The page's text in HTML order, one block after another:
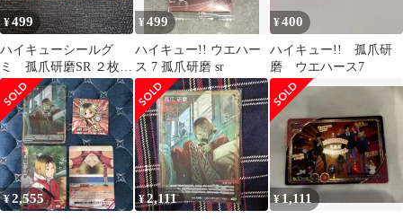
¥499
ハイキューシールグ
ミ 孤爪研磨SR ２枚セ
ット
¥499
ハイキュー!! ウエハー
ス 7 孤爪研磨 sr
¥400
ハイキュー!! 孤爪研
磨 ウエハース7
¥2,555 ¥2,111 ¥1,111